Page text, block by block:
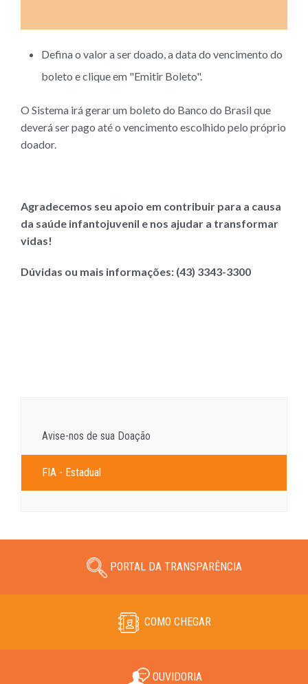
Defina o valor a ser doado, a data do vencimento do
boleto e clique em "Emitir Boleto".
O Sistema irá gerar um boleto do Banco do Brasil que
deverá ser pago até o vencimento escolhido pelo próprio
doador.
Agradecemos seu apoio em contribuir para a causa
da saúde infantojuvenil e nos ajudar a transformar
vidas!
Dúvidas ou mais informações: (43) 3343-3300
Avise-nos de sua Doação
FIA - Estadual
PORTAL DA TRANSPARÊNCIA
COMO CHEGAR
OUVIDORIA